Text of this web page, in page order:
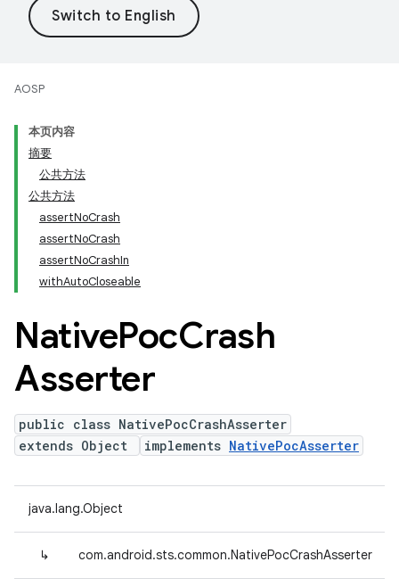
AOSP
本页内容
摘要
公共方法
公共方法
assertNoCrash
assertNoCrash
assertNoCrashIn
withAutoCloseable
NativePocCrash
Asserter
public class NativePocCrashAsserter
extends Object
implements NativePocAsserter
java.lang.Object
↳ com.android.sts.common.NativePocCrashAsserter